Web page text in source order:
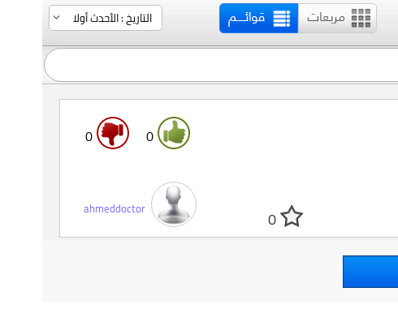
0 0
ahmeddoctor 0